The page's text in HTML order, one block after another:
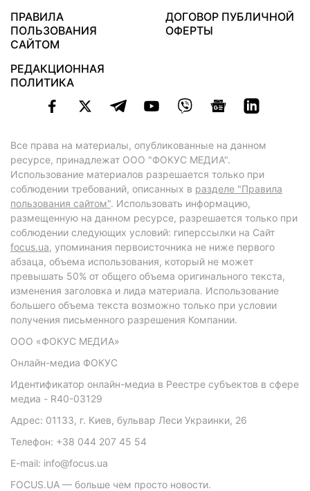
ПРАВИЛА
ПОЛЬЗОВАНИЯ
САЙТОМ
ДОГОВОР ПУБЛИЧНОЙ
ОФЕРТЫ
РЕДАКЦИОННАЯ
ПОЛИТИКА
Все права на материалы, опубликованные на данном
ресурсе, принадлежат ООО "ФОКУС МЕДИА".
Использование материалов разрешается только при
соблюдении требований, описанных в разделе "Правила
пользования сайтом". Использовать информацию,
размещенную на данном ресурсе, разрешается только при
соблюдении следующих условий: гиперссылки на Сайт
focus.ua, упоминания первоисточника не ниже первого
абзаца, объема использования, который не может
превышать 50% от общего объема оригинального текста,
изменения заголовка и лида материала. Использование
большего объема текста возможно только при условии
получения письменного разрешения Компании.
ООО «ФОКУС МЕДИА»
Онлайн-медиа ФОКУС
Идентификатор онлайн-медиа в Реестре субъектов в сфере
медиа - R40-03129
Адрес: 01133, г. Киев, бульвар Леси Украинки, 26
Телефон: +38 044 207 45 54
E-mail: info@focus.ua
FOCUS.UA — больше чем просто новости.